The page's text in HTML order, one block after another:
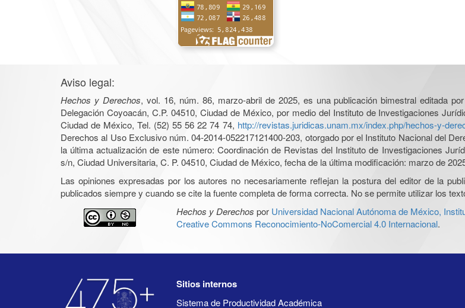
Aviso legal:
Hechos y Derechos, vol. 16, núm. 86, marzo-abril de 2025, es una publicación bimestral editada
Delegación Coyoacán, C.P. 04510, Ciudad de México, por medio del Instituto de Investigaciones
Ciudad de México, Tel. (52) 55 56 22 74 74, http://revistas.juridicas.unam.mx/index.php/hechos-y-
Derechos al Uso Exclusivo núm. 04-2014-052217121400-203, otorgado por el Instituto Nacional del
la última actualización de este número: Coordinación de Revistas del Instituto de Investigaciones
s/n, Ciudad Universitaria, C. P. 04510, Ciudad de México, fecha de la última modificación: marzo de
Las opiniones expresadas por los autores no necesariamente reflejan la postura del editor de la
publicados siempre y cuando se cite la fuente completa de forma correcta. No se permite utilizar los
Hechos y Derechos por Universidad Nacional Autónoma de México,
Creative Commons Reconocimiento-NoComercial 4.0 Internacional.
Sitios internos
Sistema de Productividad Académica